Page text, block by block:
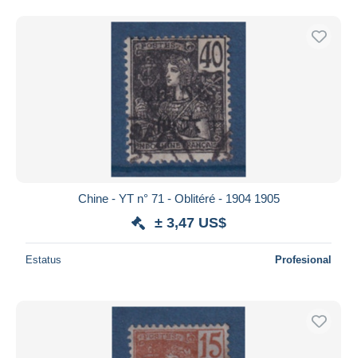
Chine - YT n° 71 - Oblitéré - 1904 1905
± 3,47 US$
Estatus Profesional